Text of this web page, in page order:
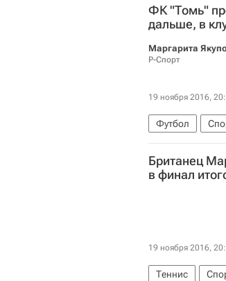
ФК "Томь"
дальше, в
Маргарита
Р-Спорт
19 ноября 2016,
Футбол
Британец
в финал
19 ноября 2016,
Теннис